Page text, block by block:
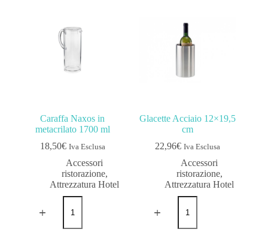
Caraffa Naxos in
metacrilato 1700 ml
18,50€ Iva Esclusa
Accessori
ristorazione,
Attrezzatura Hotel
Glacette Acciaio 12×19,5
cm
22,96€ Iva Esclusa
Accessori
ristorazione,
Attrezzatura Hotel